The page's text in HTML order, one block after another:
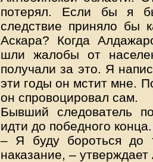
потерял. Если бы я
следствие приняло бы
Аскара? Когда
шли жалобы от
получали за это. Я
эти годы он мстит мне.
он спровоцировал сам.
Бывший следователь
идти до победного конца.
– Я буду бороться до
наказание, –